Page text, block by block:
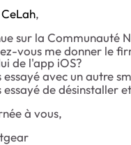
CeLah,
sur la Communauté
vous me donner le
de l'app iOS?
essayé avec un autre
essayé de désinstaller
à vous,